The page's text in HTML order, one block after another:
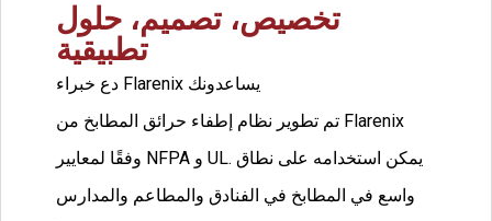
تخصيص، تصميم، حلول
تطبيقية
دع خبراء Flarenix يساعدونك
تم تطوير نظام إطفاء حرائق المطابخ من Flarenix
وفقًا لمعايير NFPA و UL. يمكن استخدامه على نطاق
واسع في المطابخ في الفنادق والمطاعم والمدارس